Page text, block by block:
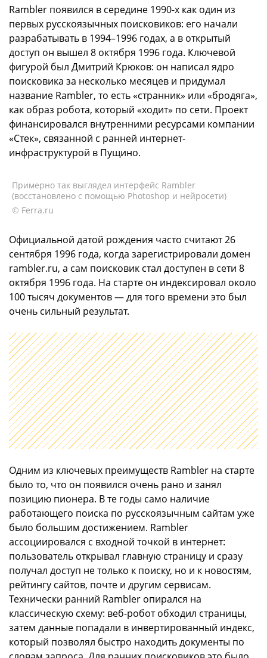
Rambler появился в середине 1990-х как один из
первых русскоязычных поисковиков: его начали
разрабатывать в 1994–1996 годах, а в открытый
доступ он вышел 8 октября 1996 года. Ключевой
фигурой был Дмитрий Крюков: он написал ядро
поисковика за несколько месяцев и придумал
название Rambler, то есть «странник» или «бродяга»,
как образ робота, который «ходит» по сети. Проект
финансировался внутренними ресурсами компании
«Стек», связанной с ранней интернет-
инфраструктурой в Пущино.
Примерно так выглядел интерфейс Rambler
(восстановлено с помощью Photoshop и нейросети)
© Ferra.ru
Официальной датой рождения часто считают 26
сентября 1996 года, когда зарегистрировали домен
rambler.ru, а сам поисковик стал доступен в сети 8
октября 1996 года. На старте он индексировал около
100 тысяч документов — для того времени это был
очень сильный результат.
Одним из ключевых преимуществ Rambler на старте
было то, что он появился очень рано и занял
позицию пионера. В те годы само наличие
работающего поиска по русскоязычным сайтам уже
было большим достижением. Rambler
ассоциировался с входной точкой в интернет:
пользователь открывал главную страницу и сразу
получал доступ не только к поиску, но и к новостям,
рейтингу сайтов, почте и другим сервисам.
Технически ранний Rambler опирался на
классическую схему: веб-робот обходил страницы,
затем данные попадали в инвертированный индекс,
который позволял быстро находить документы по